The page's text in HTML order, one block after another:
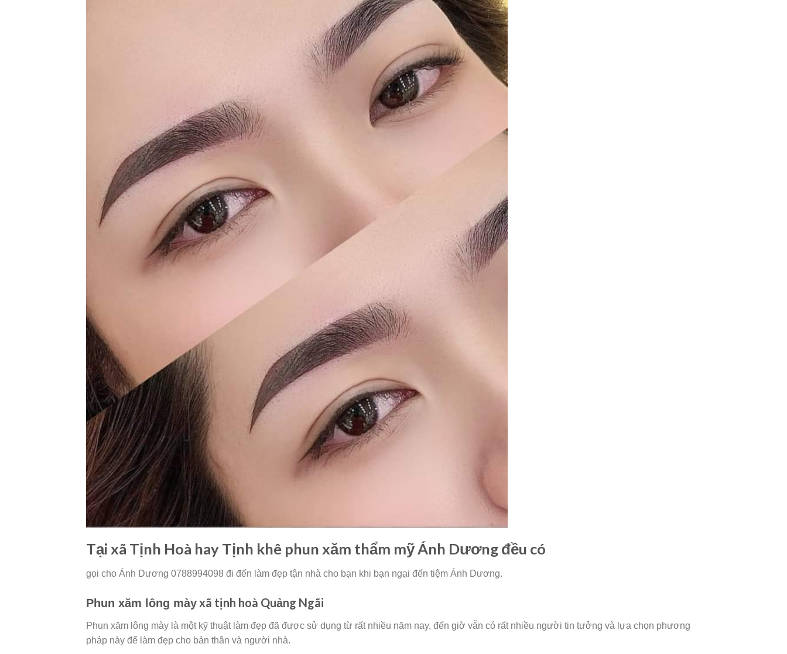
Tại xã Tịnh Hoà hay Tịnh khê phun xăm thẩm mỹ Ánh Dương đều có
gọi cho Ánh Dương 0788994098 đi đến làm đẹp tận nhà cho bạn khi bạn ngại đến tiệm Ánh Dương.
Phun xăm lông màyxã tịnh hoà Quảng Ngãi
Phun xăm lông mày là một kỹ thuật làm đẹp đã được sử dụng từ rất nhiều năm nay, đến giờ vẫn có rất nhiều người tin tưởng và lựa chọn phương
pháp này để làm đẹp cho bản thân và người nhà.